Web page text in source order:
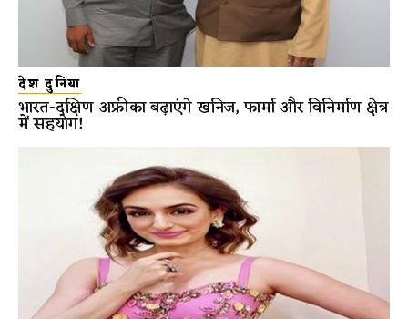
देश दुनिया
भारत-दक्षिण अफ्रीका बढ़ाएंगे खनिज, फार्मा और विनिर्माण क्षेत्र
में सहयोग!